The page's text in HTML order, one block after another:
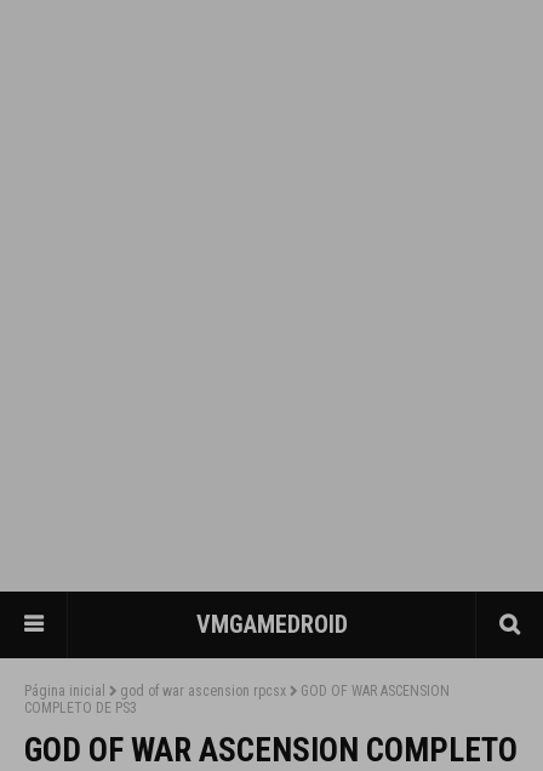
VMGAMEDROID
Página inicial god of war ascension rpcsx
GOD OF WAR ASCENSION
COMPLETO DE PS3
GOD OF WAR ASCENSION COMPLETO